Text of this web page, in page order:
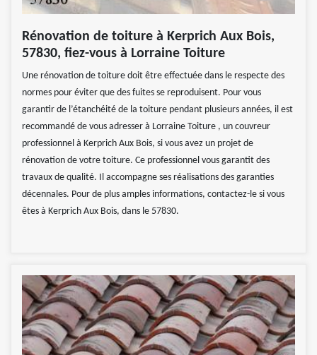
Rénovation de toiture à Kerprich Aux Bois,
57830, fiez-vous à Lorraine Toiture
Une rénovation de toiture doit être effectuée dans le respecte des
normes pour éviter que des fuites se reproduisent. Pour vous
garantir de l’étanchéité de la toiture pendant plusieurs années, il est
recommandé de vous adresser à Lorraine Toiture , un couvreur
professionnel à Kerprich Aux Bois, si vous avez un projet de
rénovation de votre toiture. Ce professionnel vous garantit des
travaux de qualité. Il accompagne ses réalisations des garanties
décennales. Pour de plus amples informations, contactez-le si vous
êtes à Kerprich Aux Bois, dans le 57830.